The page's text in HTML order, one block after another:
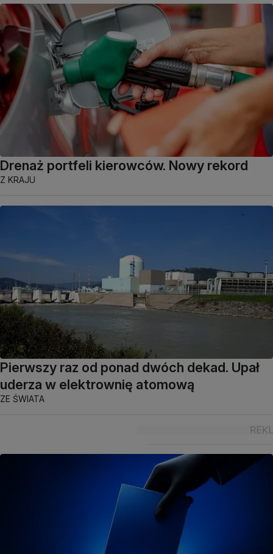
Drenaż portfeli kierowców. Nowy rekord
Z KRAJU
Pierwszy raz od ponad dwóch dekad. Upał
uderza w elektrownię atomową
ZE ŚWIATA